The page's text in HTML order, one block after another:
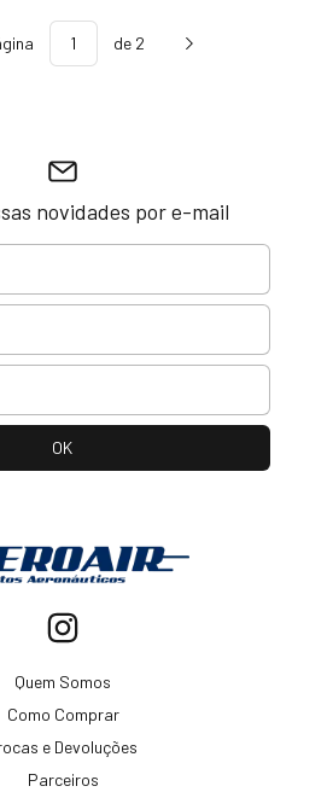
de 2
novidades por e-mail
Quem Somos
Como Comprar
e Devoluções
Parceiros